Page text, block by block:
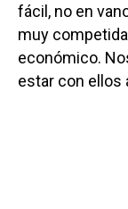
fácil, no en
muy
económico.
estar con ellos